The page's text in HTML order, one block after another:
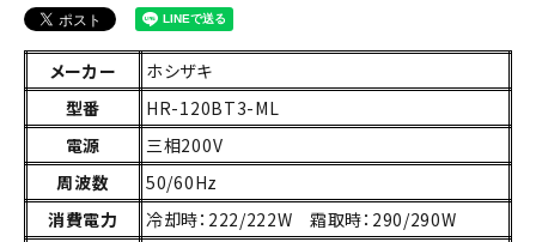
メーカー
ホシザキ
型番
HR-120BT3-ML
電源
三相200V
周波数
50/60Hz
消費電力
冷却時：222/222W 霜取時：290/290W